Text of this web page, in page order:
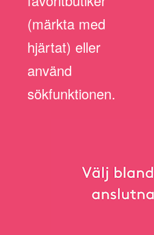
(märkta med
hjärtat) eller
använd
sökfunktionen.